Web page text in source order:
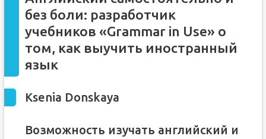
без боли: разработчик
учебников «Grammar in Use» о
том, как выучить иностранный
язык
Ksenia Donskaya
Возможность изучать английский и